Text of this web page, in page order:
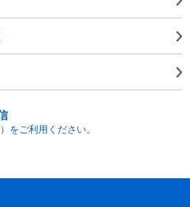
をご利用ください。